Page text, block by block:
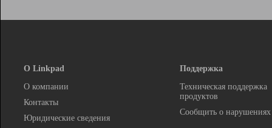
О Linkpad
О компании
Контакты
Юридические сведения
Поддержка
Техническая поддержка
продуктов
Сообщить о нарушениях